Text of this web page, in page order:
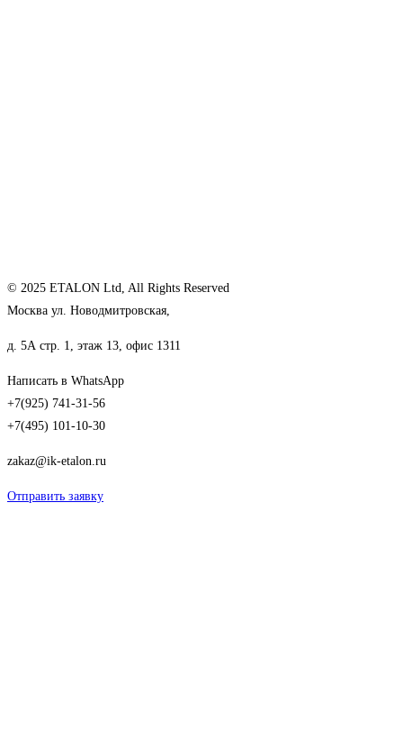
© 2025 ETALON Ltd, All Rights Reserved
Москва ул. Новодмитровская,
д. 5А стр. 1, этаж 13, офис 1311
Написать в WhatsApp
+7(925) 741-31-56
+7(495) 101-10-30
zakaz@ik-etalon.ru
Отправить заявку